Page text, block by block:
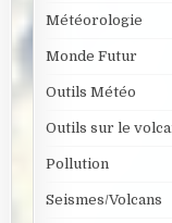
Météorologie
Monde Futur
Outils Météo
Outils sur le
Pollution
Seismes/Volcans